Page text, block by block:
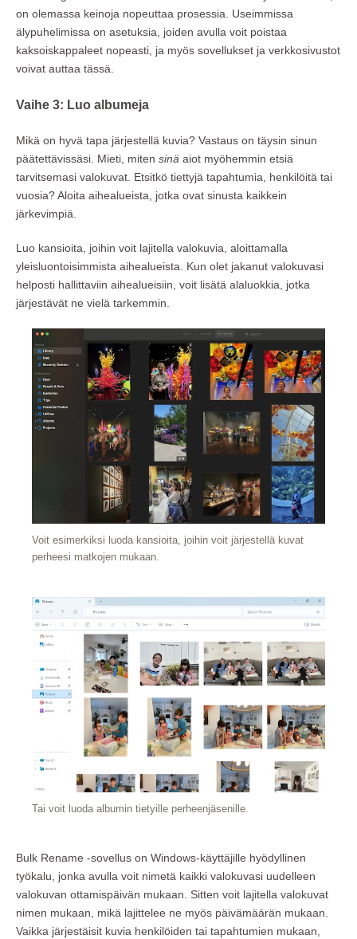
on olemassa keinoja nopeuttaa prosessia. Useimmissa
älypuhelimissa on asetuksia, joiden avulla voit poistaa
kaksoiskappaleet nopeasti, ja myös sovellukset ja verkkosivustot
voivat auttaa tässä.
Vaihe 3: Luo albumeja
Mikä on hyvä tapa järjestellä kuvia? Vastaus on täysin sinun
päätettävissäsi. Mieti, miten sinä aiot myöhemmin etsiä
tarvitsemasi valokuvat. Etsitkö tiettyjä tapahtumia, henkilöitä tai
vuosia? Aloita aihealueista, jotka ovat sinusta kaikkein
järkevimpiä.
Luo kansioita, joihin voit lajitella valokuvia, aloittamalla
yleisluontoisimmista aihealueista. Kun olet jakanut valokuvasi
helposti hallittaviin aihealueisiin, voit lisätä alaluokkia, jotka
järjestävät ne vielä tarkemmin.
Voit esimerkiksi luoda kansioita, joihin voit järjestellä kuvat
perheesi matkojen mukaan.
Tai voit luoda albumin tietyille perheenjäsenille.
Bulk Rename -sovellus on Windows-käyttäjille hyödyllinen
työkalu, jonka avulla voit nimetä kaikki valokuvasi uudelleen
valokuvan ottamispäivän mukaan. Sitten voit lajitella valokuvat
nimen mukaan, mikä lajittelee ne myös päivämäärän mukaan.
Vaikka järjestäisit kuvia henkilöiden tai tapahtumien mukaan,